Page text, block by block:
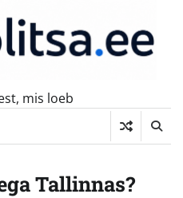
mis loeb
Tallinnas?